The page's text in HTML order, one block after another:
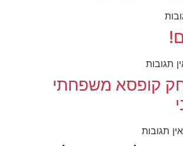
תגובות
קופסא משפחתי
אין תגובות